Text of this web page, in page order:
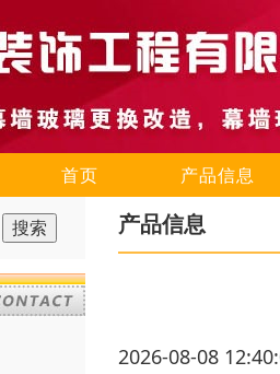
首页 产品信息
产品信息
2026-08-08